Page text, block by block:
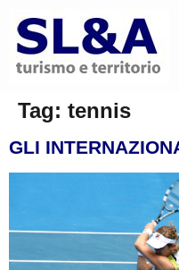
Tag: tennis
GLI